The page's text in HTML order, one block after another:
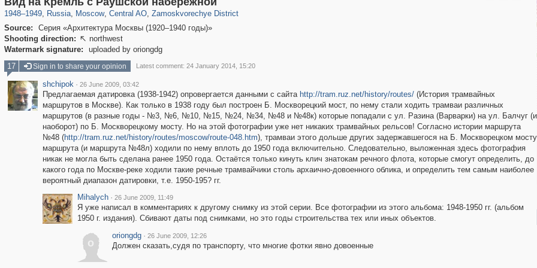
1948–1949, Russia, Moscow, Central AO, Zamoskvorechye District
Source:
Серия «Архитектура Москвы (1920–1940 годы)»
Shooting direction:  northwest
Watermark signature:
uploaded by oriongdg
17 Sign in to share your opinion Latest comment: 24 January 2014, 15:20
shchipok · 26 June 2009, 03:42
Предлагаемая датировка (1938-1942) опровергается данными с сайта http://tram.ruz.net/history/routes/(История трамвайных
маршрутов в Москве). Как только в 1938 году был построен Б. Москворецкий мост, по нему стали ходить трамваи различных
маршрутов (в разные годы - №3, №6, №10, №15, №24, №34, №48 и №48к) которые попадали с ул. Разина (Варварки) на ул. Балчуг (и
наоборот) по Б. Москворецкому мосту. Но на этой фотографии уже нет никаких трамвайных рельсов! Согласно истории маршрута
№48 (http://tram.ruz.net/history/routes/moscow/route-048.htm), трамваи этого дольше других задержавшегося на Б. Москворецком мосту
маршрута (и маршрута №48л) ходили по нему вплоть до 1950 года включительно. Следовательно, выложенная здесь фотография
никак не могла быть сделана ранее 1950 года. Остаётся только кинуть клич знатокам речного флота, которые смогут определить, до
какого года по Москве-реке ходили такие речные трамвайчики столь архаично-довоенного облика, и определить тем самым наиболее
вероятный диапазон датировки, т.е. 1950-195? гг.
Mihalych · 26 June 2009, 11:49
Я уже написал в комментариях к другому снимку из этой серии. Все фотографии из этого альбома: 1948-1950 гг. (альбом
1950 г. издания). Сбивают даты под снимками, но это годы строительства тех или иных объектов.
o
oriongdg · 26 June 2009, 12:26
Должен сказать,судя по транспорту, что многие фотки явно довоенные